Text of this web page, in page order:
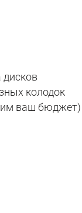
колодок
ваш бюджет)